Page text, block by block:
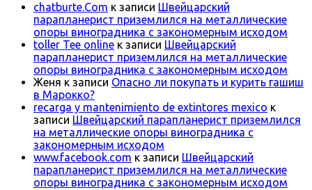
chatburte.Com к записи Швейцарский
парапланерист приземлился на металлические
опоры виноградника с закономерным исходом
toller Tee online к записи Швейцарский
парапланерист приземлился на металлические
опоры виноградника с закономерным исходом
Женя к записи Опасно ли покупать и курить гашиш
в Марокко?
recarga y mantenimiento de extintores mexico к
записи Швейцарский парапланерист приземлился
на металлические опоры виноградника с
закономерным исходом
www.facebook.com к записи Швейцарский
парапланерист приземлился на металлические
опоры виноградника с закономерным исходом